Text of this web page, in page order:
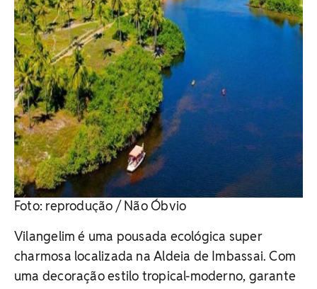
Foto: reprodução / Não Óbvio
Vilangelim é uma pousada ecológica super
charmosa localizada na Aldeia de Imbassai. Com
uma decoração estilo tropical-moderno, garante